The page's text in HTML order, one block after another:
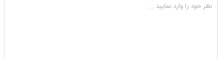
نظر خود را وارد نمایید ...